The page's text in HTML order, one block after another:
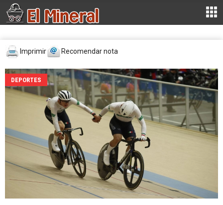
Imprimir Recomendar nota
DEPORTES